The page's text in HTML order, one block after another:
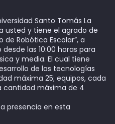
Santo Tomás La
usted y tiene el agrado de
Robótica Escolar”, a
las 10:00 horas para
y media. El cual tiene
de las tecnologías
máxima 25; equipos, cada
cantidad máxima de 4
presencia en esta